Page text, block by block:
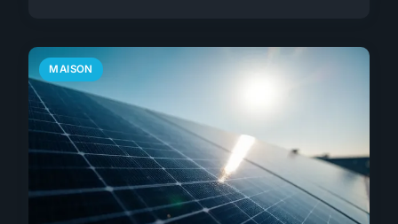
MAISON